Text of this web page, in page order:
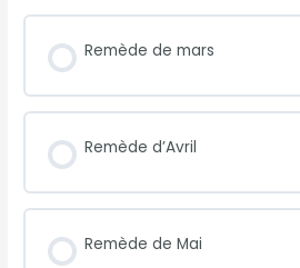
Remède de mars
Remède d’Avril
Remède de Mai